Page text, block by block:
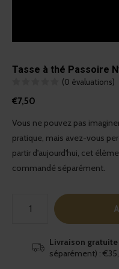
Tasse à thé Passoire
(0 évaluations)
€7,50
Vous ne pouvez pas
pratique, mais avez-vous
partir d'aujourd'hui, cet
commandé séparément.
Livraison gratuite
séparément) :